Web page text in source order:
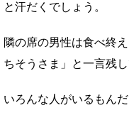
と汗だくでしょう。
隣の席の男性は食べ終
ちそうさま」と一言残
いろんな人がいるもんだ